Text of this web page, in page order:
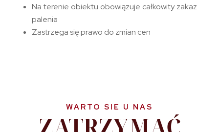
Na terenie obiektu obowiązuje całkowity zakaz
palenia
Zastrzega się prawo do zmian cen
WARTO SIE U NAS